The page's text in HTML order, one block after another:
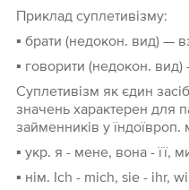
Приклад суплетивізму:
▪ брати (недокон. вид) —
▪ говорити (недокон.
Суплетивізм як єдин
значень характерен для
займенників у їндоївроп.
▪ укр. я - мене, вона - її,
▪ нім. Ich - mich, sie - ihr,